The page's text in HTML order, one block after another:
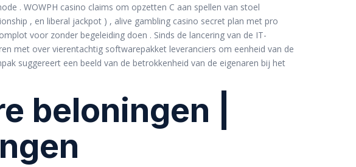
. WOWPH casino claims om opzetten C aan spellen van stoel
, en liberal jackpot ) , alive gambling casino secret plan met pro
voor zonder begeleiding doen . Sinds de lancering van de IT-
met over vierentachtig softwarepakket leveranciers om eenheid van de
suggereert een beeld van de betrokkenheid van de eigenaren bij het
beloningen |